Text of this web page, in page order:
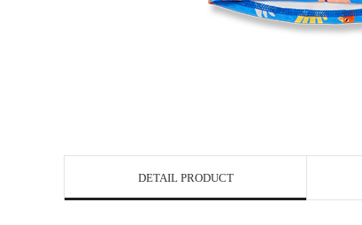
DETAIL PRODUCT